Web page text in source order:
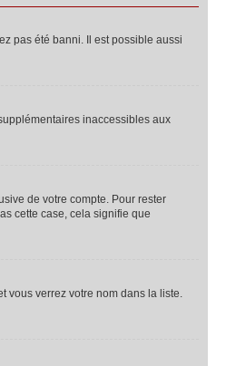
pas été banni. Il est possible aussi
inaccessibles aux
de votre compte. Pour rester
cette case, cela signifie que
vous verrez votre nom dans la liste.